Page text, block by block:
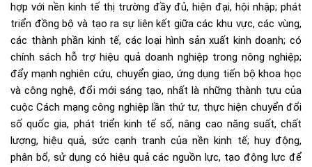
hợp với nền kinh tế thị trường đầy đủ, hiện đại, hội nhập; phát
triển đồng bộ và tạo ra sự liên kết giữa các khu vực, các vùng,
các thành phần kinh tế, các loại hình sản xuất kinh doanh; có
chính sách hỗ trợ hiệu quả doanh nghiệp trong nông nghiệp;
đẩy mạnh nghiên cứu, chuyển giao, ứng dụng tiến bộ khoa học
và công nghệ, đổi mới sáng tạo, nhất là những thành tựu của
cuộc Cách mạng công nghiệp lần thứ tư, thực hiện chuyển đổi
số quốc gia, phát triển kinh tế số, nâng cao năng suất, chất
lượng, hiệu quả, sức cạnh tranh của nền kinh tế; huy động,
phân bổ, sử dụng có hiệu quả các nguồn lực, tạo động lực để